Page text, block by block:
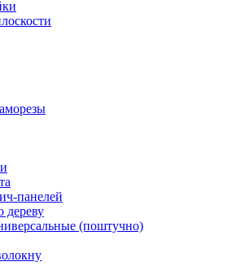
панелей
дереву
(поштучно)